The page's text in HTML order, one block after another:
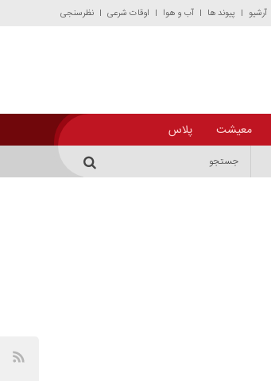
آرشیو پیوند ها آب و هوا اوقات شرعی نظرسنجی
معیشت پلاس